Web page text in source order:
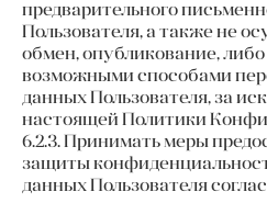
предварительного
Пользователя, а также не
обмен, опубликование,
возможными способами
данных Пользователя, за
настоящей Политики
6.2.3. Принимать меры
защиты
данных Пользователя